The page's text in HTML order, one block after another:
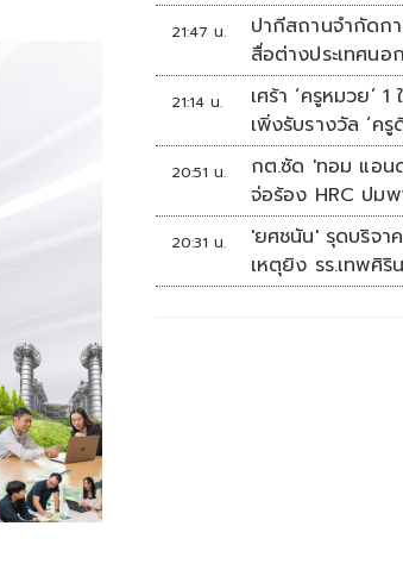
21:47 น.
ปากีสถานจำกัดก
สื่อต่างประเทศน
21:14 น.
เศร้า ‘ครูหมวย’
เพิ่งรับรางวัล ‘ครู
20:51 น.
กต.ซัด 'ทอม แอน
จ่อร้อง HRC ปม
20:31 น.
'ยศชนัน' รุดบริจา
เหตุยิง รร.เทพศิริ
ร่วมบริจาค